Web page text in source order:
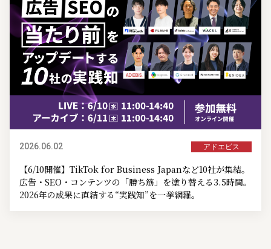
2026.06.02 アドエビス
【6/10開催】TikTok for Business Japanなど10社が集結。
広告・SEO・コンテンツの「勝ち筋」を塗り替える3.5時間。
2026年の成果に直結する“実践知”を一挙網羅。